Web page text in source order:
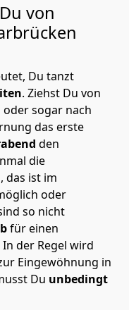
von
Du tanzt
. Ziehst Du von
sogar nach
das erste
den
die
das ist im
oder
so nicht
für einen
In der Regel wird
Eingewöhnung in
Du unbedingt